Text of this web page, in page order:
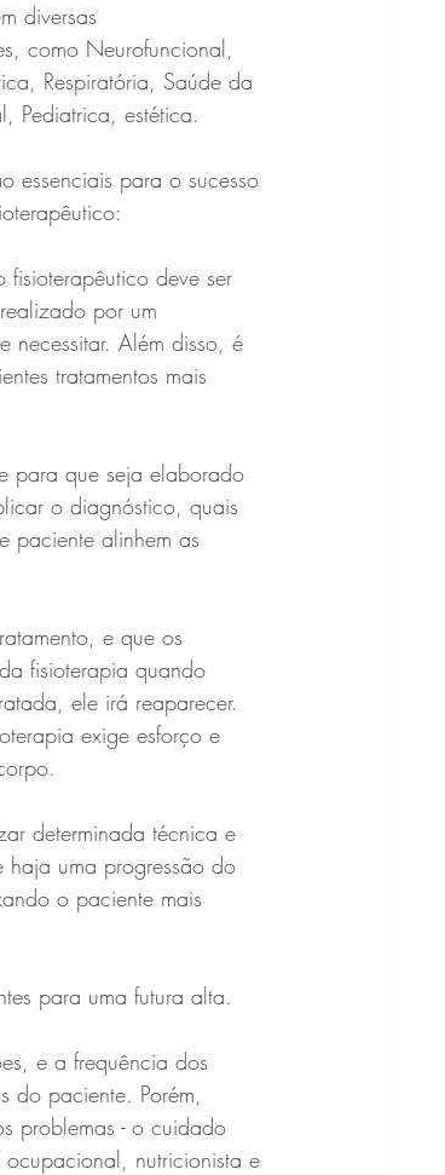
diversas
como Neurofuncional,
Respiratória, Saúde da
Pediatrica, estética.
essenciais para o sucesso
fisioterapêutico deve ser
por um
necessitar. Além disso, é
tratamentos mais
para que seja elaborado
o diagnóstico, quais
paciente alinhem as
e que os
fisioterapia quando
ele irá reaparecer.
exige esforço e
determinada técnica e
haja uma progressão do
o paciente mais
para uma futura alta.
e a frequência dos
do paciente. Porém,
problemas - o cuidado
nutricionista e